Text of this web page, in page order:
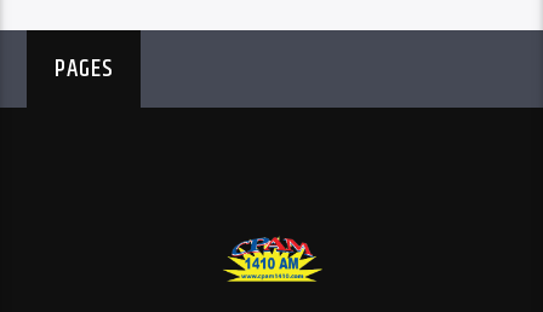
PAGES